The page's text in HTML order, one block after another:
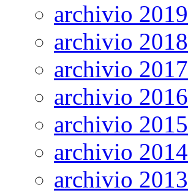
archivio 2019
archivio 2018
archivio 2017
archivio 2016
archivio 2015
archivio 2014
archivio 2013